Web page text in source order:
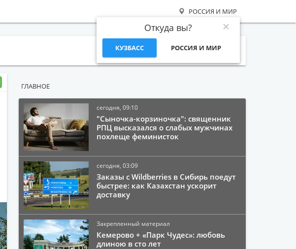
РОССИЯ И МИР
Откуда вы?
КУЗБАСС РОССИЯ И МИР
Поиск
ГЛАВНОЕ
сегодня, 09:10
"Сыночка-корзиночка": священник
РПЦ высказался о слабых мужчинах
похлеще феминисток
сегодня, 03:09
Заказы с Wildberries в Сибирь поедут
быстрее: как Казахстан ускорит
доставку
Закрепленный материал
Кемерово + «Парк Чудес»: любовь
длиною в сто лет